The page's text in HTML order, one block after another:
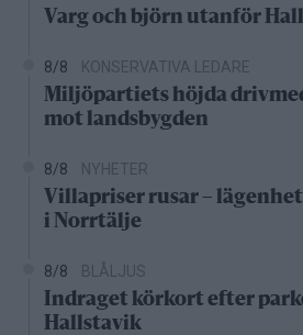
Varg och björn utanför
8/8 KONSERVATIVA LEDARE
Miljöpartiets höjda
mot landsbygden
8/8 NYHETER
Villapriser rusar –
i Norrtälje
8/8 BLÅLJUS
Indraget körkort efter
Hallstavik